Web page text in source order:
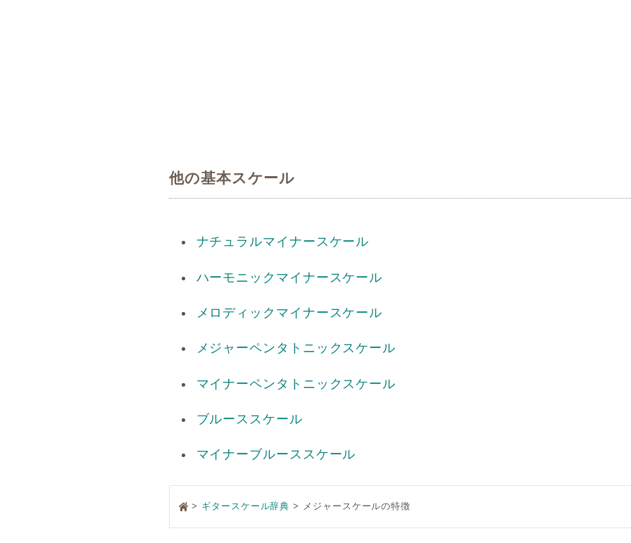
他の基本スケール
ナチュラルマイナースケール
ハーモニックマイナースケール
メロディックマイナースケール
メジャーペンタトニックスケール
マイナーペンタトニックスケール
ブルーススケール
マイナーブルーススケール
> ギタースケール辞典 メジャースケールの特徴